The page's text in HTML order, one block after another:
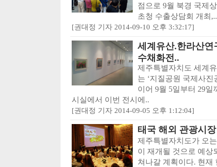
점으로 9월 북경 국제
초청 수출상담회 개최,..
[권대정 기자 2014-09-10 오후 3:32:17]
세계유산.한라산
수채화전..
제주특별자치도 세계
는 ‘지질공원 국제사진
이어 9월 5일부터 29
시실에서 이번 전시에..
[권대정 기자 2014-09-05 오후 1:12:04]
태국 해외 관광시
제주특별자치도가 오
이 재개될 것으로 예상
쳐나갈 계획이다. 현재